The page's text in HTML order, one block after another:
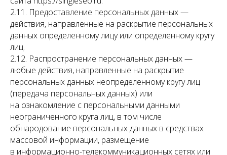
2.11. Предоставление персональных данных —
действия, направленные на раскрытие персональных
данных определенному лицу или определенному кругу
лиц.
2.12. Распространение персональных данных —
любые действия, направленные на раскрытие
персональных данных неопределенному кругу лиц
(передача персональных данных) или
на ознакомление с персональными данными
неограниченного круга лиц, в том числе
обнародование персональных данных в средствах
массовой информации, размещение
в информационно-телекоммуникационных сетях или